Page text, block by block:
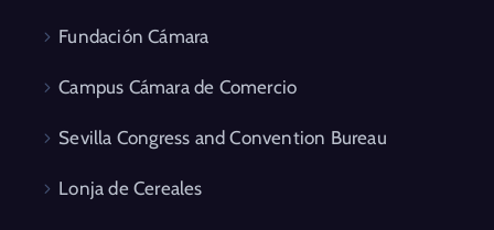
Fundación Cámara
Campus Cámara de Comercio
Sevilla Congress and Convention Bureau
Lonja de Cereales